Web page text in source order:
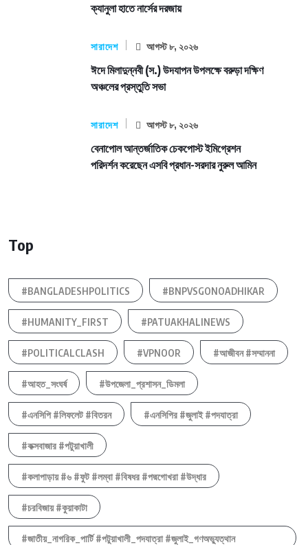
ক্যানুলা হাতে নার্সের দরজায়
সারাদেশ আগস্ট ৮, ২০২৬
ঈদে মিলাদুন্নবী (স.) উদযাপন উপলক্ষে বরুড়া দক্ষিণ
অঞ্চলের প্রস্তুতি সভা
সারাদেশ আগস্ট ৮, ২০২৬
বেনাপোল আন্তর্জাতিক চেকপোস্ট ইমিগ্রেশন
পরিদর্শন করেছেন এসবি প্রধান-সরদার নুরুল আমিন
Top
#BANGLADESHPOLITICS #BNPVSGONOADHIKAR
#HUMANITY_FIRST #PATUAKHALINEWS
#POLITICALCLASH #VPNOOR #আজীবন #সম্মাননা
#আহত_সংঘর্ষ #উপজেলা_প্রশাসন_ডিমলা
#এনসিপি #লিফলেট #বিতরন #এনসিপির #জুলাই #পদযাত্রা
#কক্সবাজার #পটুয়াখালী
#কলাপাড়ায় #৬ #ফুট #লম্বা #বিষধর #পদ্মগোখরা #উদ্ধার
#চরবিজায় #কুয়াকাটা
#জাতীয়_নাগরিক_পার্টি #পটুয়াখালী_পদযাত্রা #জুলাই_গণঅভ্যুত্থান